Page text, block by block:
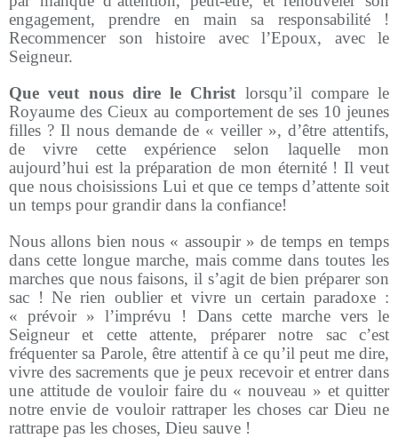
engagement, prendre en main sa responsabilité !
Recommencer son histoire avec l’Epoux, avec le
Seigneur.
Que veut nous dire le Christ lorsqu’il compare le
Royaume des Cieux au comportement de ses 10 jeunes
filles ? Il nous demande de « veiller », d’être attentifs,
de vivre cette expérience selon laquelle mon
aujourd’hui est la préparation de mon éternité ! Il veut
que nous choisissions Lui et que ce temps d’attente soit
un temps pour grandir dans la confiance!
Nous allons bien nous « assoupir » de temps en temps
dans cette longue marche, mais comme dans toutes les
marches que nous faisons, il s’agit de bien préparer son
sac ! Ne rien oublier et vivre un certain paradoxe :
« prévoir » l’imprévu ! Dans cette marche vers le
Seigneur et cette attente, préparer notre sac c’est
fréquenter sa Parole, être attentif à ce qu’il peut me dire,
vivre des sacrements que je peux recevoir et entrer dans
une attitude de vouloir faire du « nouveau » et quitter
notre envie de vouloir rattraper les choses car Dieu ne
rattrape pas les choses, Dieu sauve !